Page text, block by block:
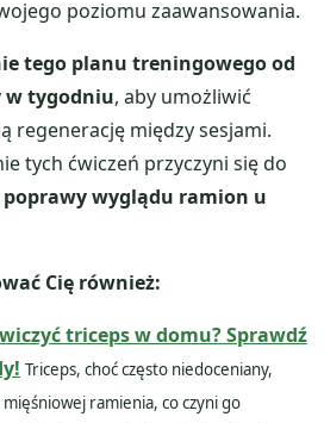
poziomu zaawansowania.
tego planu treningowego od
w tygodniu, aby umożliwić
regenerację między sesjami.
tych ćwiczeń przyczyni się do
poprawy wyglądu ramion u
Cię również:
triceps w domu? Sprawdź
Triceps, choć często niedoceniany,
ramienia, co czyni go